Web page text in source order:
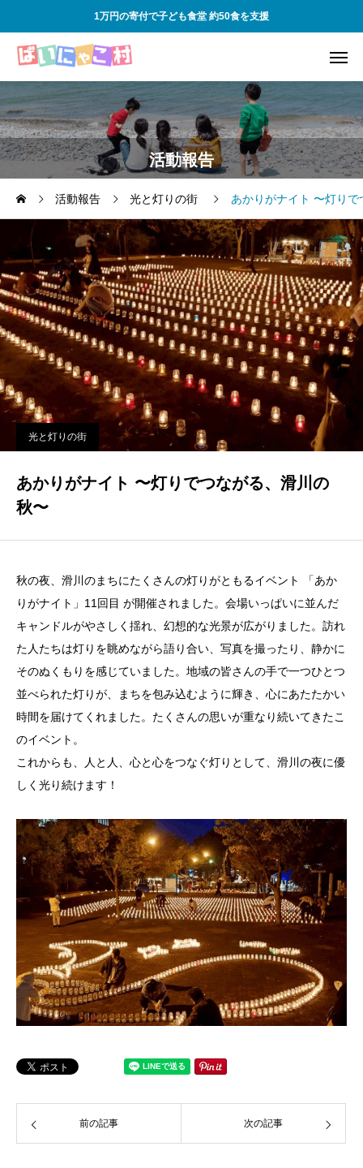
1万円の寄付で子ども食堂 約50食を支援
活動報告
活動報告 光と灯りの街 あかりがナイト 〜灯り
光と灯りの街
あかりがナイト 〜灯りでつながる、滑川の
秋〜
秋の夜、滑川のまちにたくさんの灯りがともるイベント 「あか
りがナイト」11回目 が開催されました。会場いっぱいに並んだ
キャンドルがやさしく揺れ、幻想的な光景が広がりました。訪れ
た人たちは灯りを眺めながら語り合い、写真を撮ったり、静かに
そのぬくもりを感じていました。地域の皆さんの手で一つひとつ
並べられた灯りが、まちを包み込むように輝き、心にあたたかい
時間を届けてくれました。たくさんの思いが重なり続いてきたこ
のイベント。
これからも、人と人、心と心をつなぐ灯りとして、滑川の夜に優
しく光り続けます！
前の記事 次の記事